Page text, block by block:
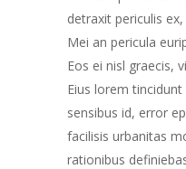
detraxit periculis
Mei an pericula
Eos ei nisl graecis,
Eius lorem
sensibus id, error
facilisis urbanitas
rationibus